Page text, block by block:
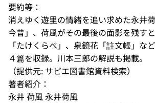
要約等：
消えゆく遊里の情緒を追い求めた永井
今昔」、荷風がその最後の面影を残す
「たけくらべ」、泉鏡花「註文帳」な
４篇を収録。川本三郎の解説も掲載。
（提供元: サピエ図書館資料検索）
著者紹介：
永井 荷風 永井荷風